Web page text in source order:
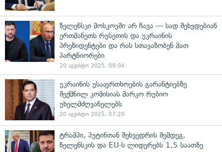
ზელენსკი მოსკოვში არ ჩავა — სად შეხვდებიან
ერთმანეთს რუსეთის და უკრაინის
პრეზიდენტები და რას სთავაზობენ მათ
პარტნიორები
20 აგვისტო 2025, 09:04
უკრაინის უსაფრთხოების გარანტიებზე
შექმნილ კომისიას მარკო რუბიო
უხელმძღვანელებს
20 აგვისტო 2025, 07:20
ტრამპი, პუტინთან შეხვედრის შემდეგ,
ზელენსკის და EU-ს ლიდერებს 1,5 საათზე